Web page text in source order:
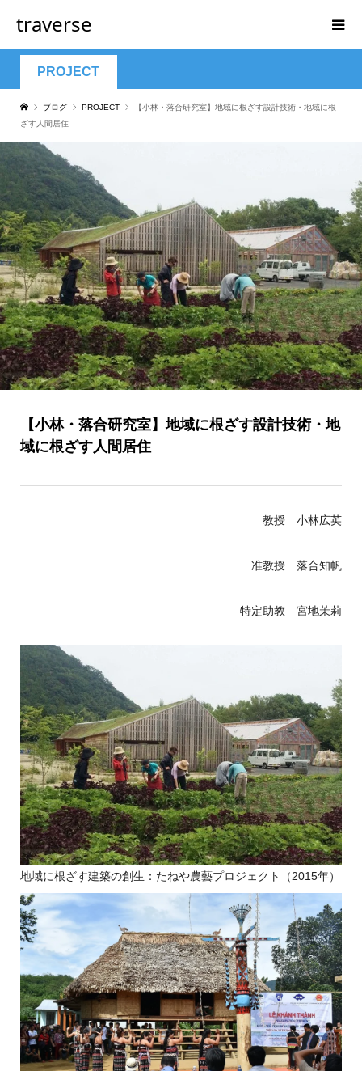
traverse
PROJECT
ブログ PROJECT
【小林・落合研究室】地域に根ざす設計技術・地域に根
ざす人間居住
【小林・落合研究室】地域に根ざす設計技術・地
域に根ざす人間居住
教授 小林広英
准教授 落合知帆
特定助教 宮地茉莉
地域に根ざす建築の創生：たねや農藝プロジェクト（2015年）